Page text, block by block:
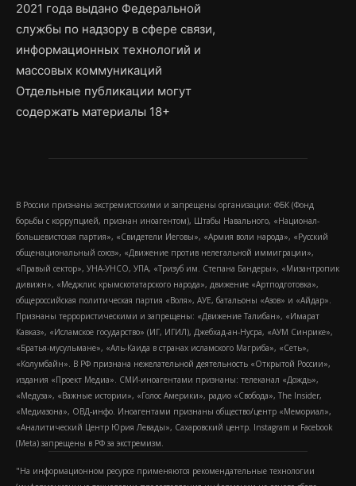
2021 года выдано Федеральной
службы по надзору в сфере связи,
информационных технологий и
массовых коммуникаций
Отдельные публикации могут
содержать материалы 18+
В России признаны экстремистскими и запрещены организации: ФБК (Фонд
борьбы с коррупцией, признан иноагентом), Штабы Навального, «Национал-
большевистская партия», «Свидетели Иеговы», «Армия воли народа», «Русский
общенациональный союз», «Движение против нелегальной иммиграции»,
«Правый сектор», УНА-УНСО, УПА, «Тризуб им. Степана Бандеры», «Мизантропик
дивижн», «Меджлис крымскотатарского народа», движение «Артподготовка»,
общероссийская политическая партия «Воля», АУЕ, батальоны «Азов» и «Айдар».
Признаны террористическими и запрещены: «Движение Талибан», «Имарат
Кавказ», «Исламское государство» (ИГ, ИГИЛ), Джебхад-ан-Нусра, «АУМ Синрике»,
«Братья-мусульмане», «Аль-Каида в странах исламского Магриба», «Сеть»,
«Колумбайн». В РФ признана нежелательной деятельность «Открытой России»,
издания «Проект Медиа». СМИ-иноагентами признаны: телеканал «Дождь»,
«Медуза», «Важные истории», «Голос Америки», радио «Свобода», The Insider,
«Медиазона», ОВД-инфо. Иноагентами признаны общество/центр «Мемориал»,
«Аналитический Центр Юрия Левады», Сахаровский центр. Instagram и Facebook
(Metа) запрещены в РФ за экстремизм.
"На информационном ресурсе применяются рекомендательные технологии